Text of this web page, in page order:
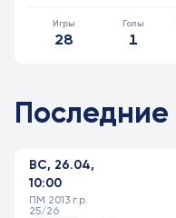
28 1
Последние
ВС, 26.04,
10:00
ПМ 2013 г.р.
25/26